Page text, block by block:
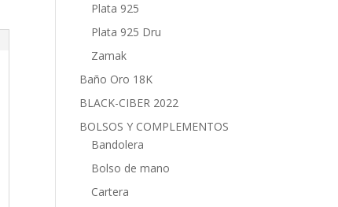
Plata 925
Plata 925 Dru
Zamak
Baño Oro 18K
BLACK-CIBER 2022
BOLSOS Y COMPLEMENTOS
Bandolera
Bolso de mano
Cartera